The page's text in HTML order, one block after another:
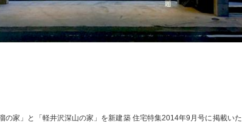
家」と「軽井沢深山の家」を新建築 住宅特集2014年9月号に掲載いた